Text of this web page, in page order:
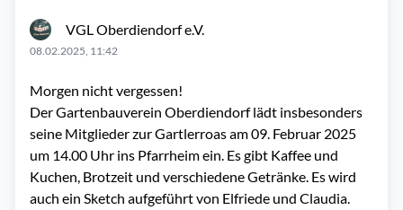
VGL Oberdiendorf e.V.
08.02.2025, 11:42
Morgen nicht vergessen!
Der Gartenbauverein Oberdiendorf lädt insbesonders
seine Mitglieder zur Gartlerroas am 09. Februar 2025
um 14.00 Uhr ins Pfarrheim ein. Es gibt Kaffee und
Kuchen, Brotzeit und verschiedene Getränke. Es wird
auch ein Sketch aufgeführt von Elfriede und Claudia.